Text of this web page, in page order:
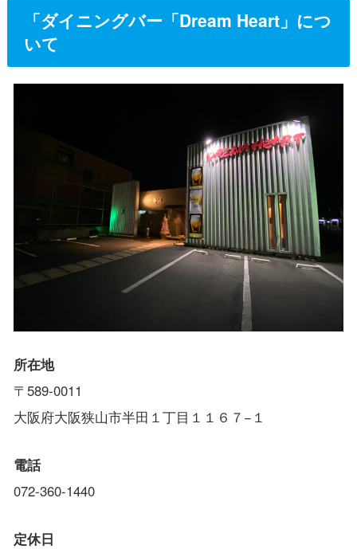
「ダイニングバー「Dream Heart」につ
いて
所在地
〒589-0011
大阪府大阪狭山市半田１丁目１１６７−１
電話
072-360-1440
定休日